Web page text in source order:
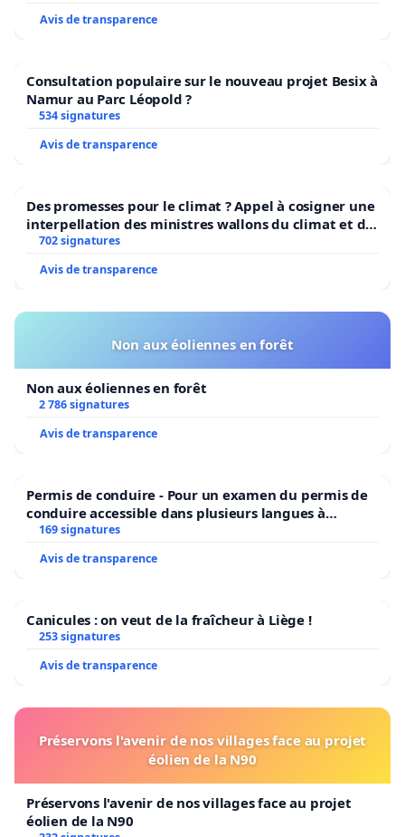
Avis de transparence
Consultation populaire sur le nouveau projet Besix à
Namur au Parc Léopold ?
534 signatures
Avis de transparence
Des promesses pour le climat ? Appel à cosigner une
interpellation des ministres wallons du climat et de
l’environnement.
702 signatures
Avis de transparence
Non aux éoliennes en forêt
Non aux éoliennes en forêt
2 786 signatures
Avis de transparence
Permis de conduire - Pour un examen du permis de
conduire accessible dans plusieurs langues à
Bruxelles
169 signatures
Avis de transparence
Canicules : on veut de la fraîcheur à Liège !
253 signatures
Avis de transparence
Préservons l'avenir de nos villages face au projet
éolien de la N90
Préservons l'avenir de nos villages face au projet
éolien de la N90